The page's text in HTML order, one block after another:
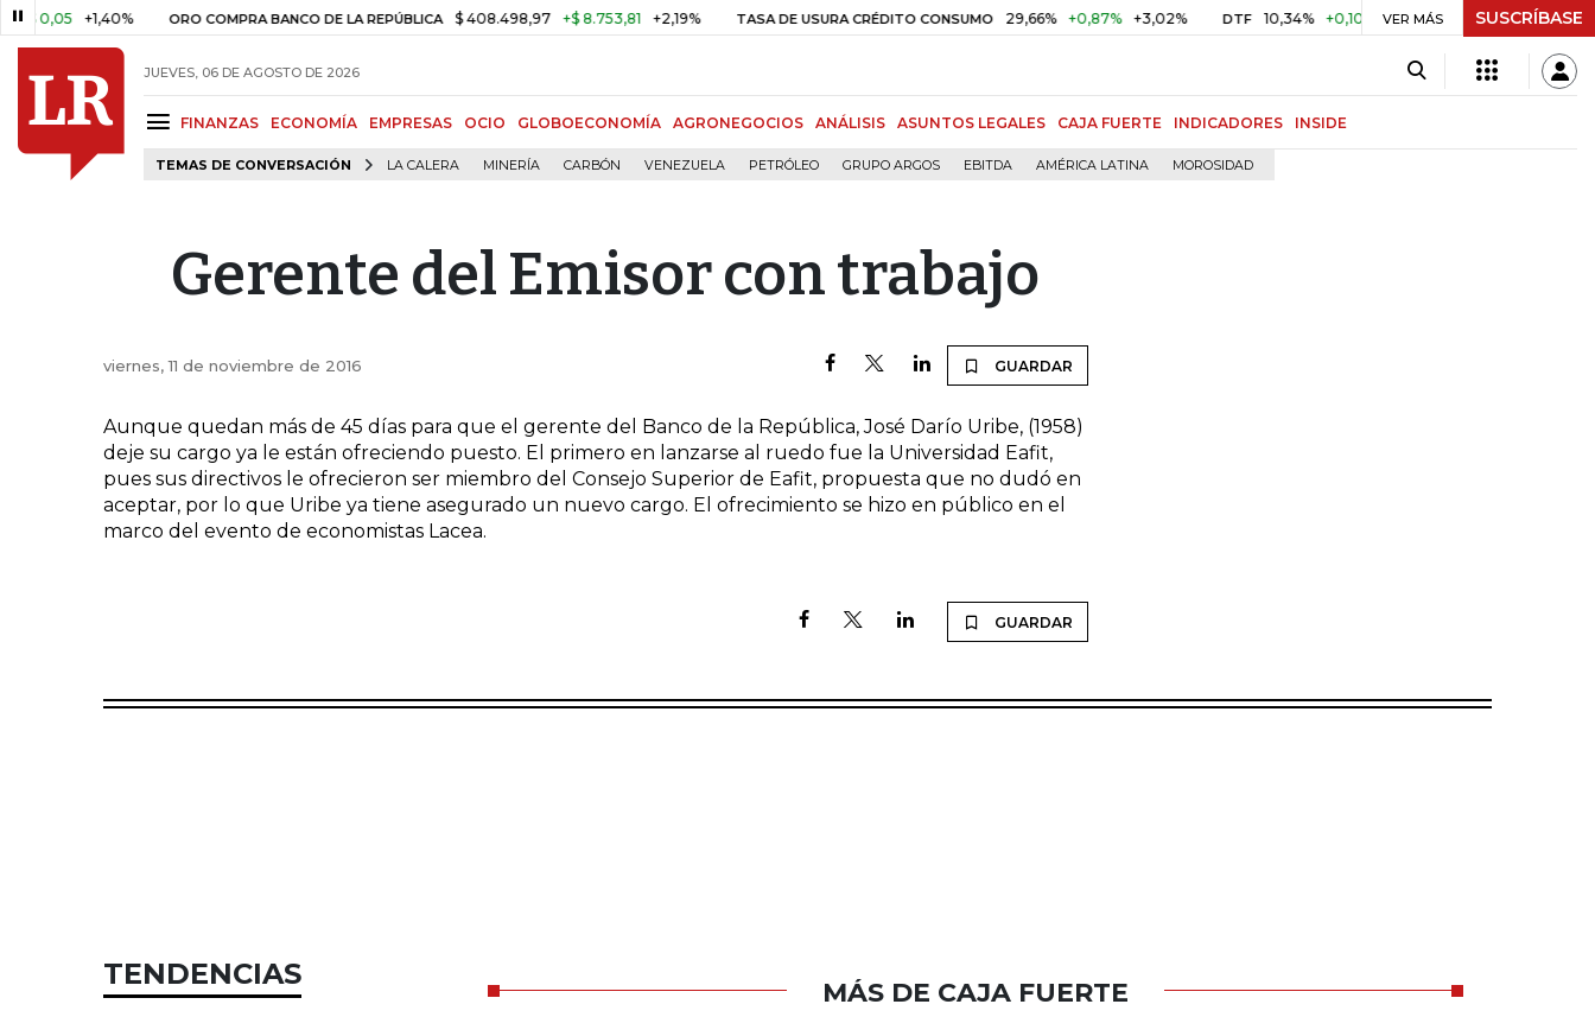
+1,40% ORO COMPRA BANCO DE LA REPÚBLICA $ 408.498,97 +$ 8.753,81 +2,19% TASA DE USURA CRÉDITO CONSUMO 29,66% +0,87% +3,02% DTF 10,34% +0,10% +0,98% UVR $ 416,86 +$ 0,05
VER MÁS SUSCRÍBASE
JUEVES, 06 DE AGOSTO DE 2026
FINANZAS ECONOMÍA EMPRESAS OCIO GLOBOECONOMÍA AGRONEGOCIOS ANÁLISIS ASUNTOS LEGALES CAJA FUERTE INDICADORES INSIDE
TEMAS DE CONVERSACIÓN LA CALERA MINERÍA CARBÓN VENEZUELA PETRÓLEO GRUPO ARGOS EBITDA AMÉRICA LATINA MOROSIDAD
Gerente del Emisor con trabajo
viernes, 11 de noviembre de 2016 GUARDAR
Aunque quedan más de 45 días para que el gerente del Banco de la República, José Darío Uribe, (1958)
deje su cargo ya le están ofreciendo puesto. El primero en lanzarse al ruedo fue la Universidad Eafit,
pues sus directivos le ofrecieron ser miembro del Consejo Superior de Eafit, propuesta que no dudó en
aceptar, por lo que Uribe ya tiene asegurado un nuevo cargo. El ofrecimiento se hizo en público en el
marco del evento de economistas Lacea.
GUARDAR
TENDENCIAS
MÁS DE CAJA FUERTE